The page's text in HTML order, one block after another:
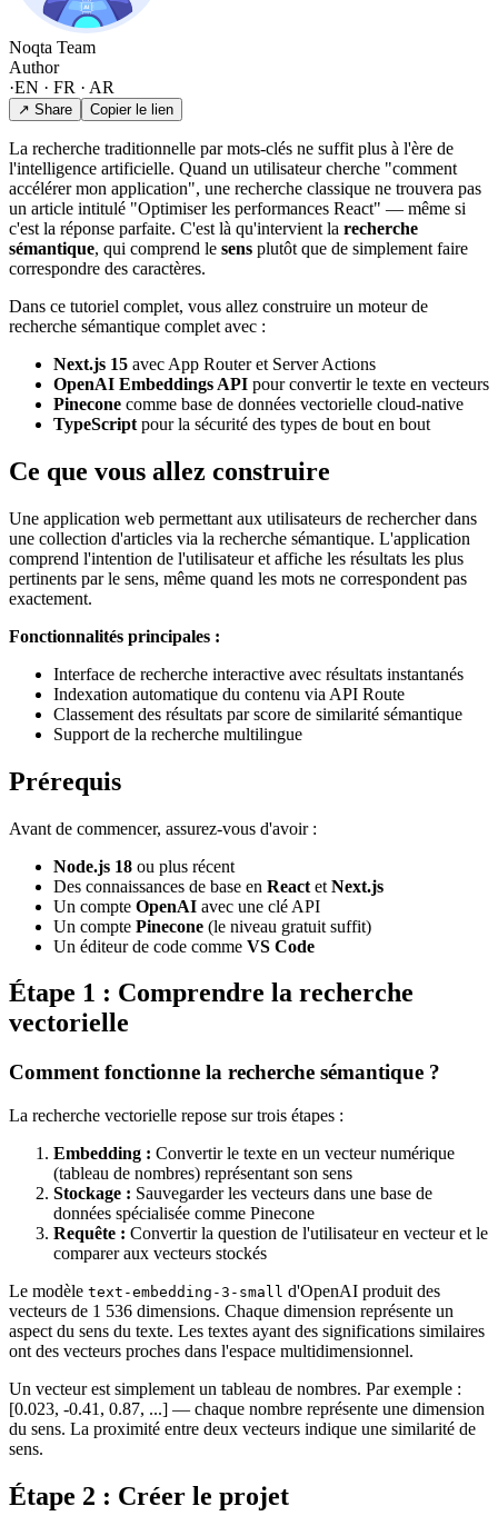
Noqta Team
Author
·EN · FR · AR
↗ Share Copier le lien
La recherche traditionnelle par mots-clés ne suffit plus à l'ère de
l'intelligence artificielle. Quand un utilisateur cherche "comment
accélérer mon application", une recherche classique ne trouvera pas
un article intitulé "Optimiser les performances React" — même si
c'est la réponse parfaite. C'est là qu'intervient la recherche
sémantique, qui comprend le sens plutôt que de simplement faire
correspondre des caractères.
Dans ce tutoriel complet, vous allez construire un moteur de
recherche sémantique complet avec :
Next.js 15 avec App Router et Server Actions
OpenAI Embeddings API pour convertir le texte en vecteurs
Pinecone comme base de données vectorielle cloud-native
TypeScript pour la sécurité des types de bout en bout
Ce que vous allez construire
Une application web permettant aux utilisateurs de rechercher dans
une collection d'articles via la recherche sémantique. L'application
comprend l'intention de l'utilisateur et affiche les résultats les plus
pertinents par le sens, même quand les mots ne correspondent pas
exactement.
Fonctionnalités principales :
Interface de recherche interactive avec résultats instantanés
Indexation automatique du contenu via API Route
Classement des résultats par score de similarité sémantique
Support de la recherche multilingue
Prérequis
Avant de commencer, assurez-vous d'avoir :
Node.js 18 ou plus récent
Des connaissances de base en React et Next.js
Un compte OpenAI avec une clé API
Un compte Pinecone (le niveau gratuit suffit)
Un éditeur de code comme VS Code
Étape 1 : Comprendre la recherche
vectorielle
Comment fonctionne la recherche sémantique ?
La recherche vectorielle repose sur trois étapes :
Embedding : Convertir le texte en un vecteur numérique
(tableau de nombres) représentant son sens
Stockage : Sauvegarder les vecteurs dans une base de
données spécialisée comme Pinecone
Requête : Convertir la question de l'utilisateur en vecteur et le
comparer aux vecteurs stockés
Le modèle text-embedding-3-small d'OpenAI produit des
vecteurs de 1 536 dimensions. Chaque dimension représente un
aspect du sens du texte. Les textes ayant des significations similaires
ont des vecteurs proches dans l'espace multidimensionnel.
Un vecteur est simplement un tableau de nombres. Par exemple :
[0.023, -0.41, 0.87, ...] — chaque nombre représente une dimension
du sens. La proximité entre deux vecteurs indique une similarité de
sens.
Étape 2 : Créer le projet